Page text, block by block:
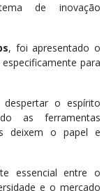
de inovação
, foi apresentado o
para
o espírito
as ferramentas
deixem o papel e
essencial entre o
e o mercado